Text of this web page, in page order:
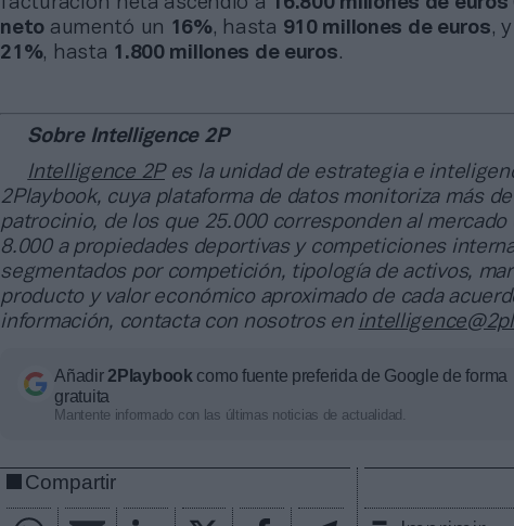
neto aumentó un 16%, hasta 910 millones de euros, y
21%, hasta 1.800 millones de euros.
Sobre Intelligence 2P
Intelligence 2Pes la unidad de estrategia e
2Playbook, cuya plataforma de datos monitoriza más
patrocinio, de los que 25.000 corresponden al mercado
8.000 a propiedades deportivas y competiciones
segmentados por competición, tipología de activos,
producto y valor económico aproximado de cada
información, contacta con nosotros en
Añadir2Playbook como fuente preferida de Google de forma
gratuita
Mantente informado con las últimas noticias de actualidad.
Compartir